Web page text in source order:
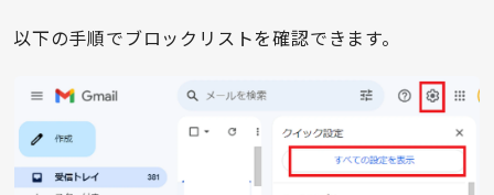
以下の手順でブロックリストを確認できます。